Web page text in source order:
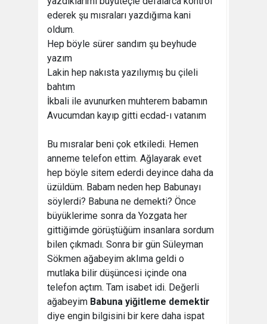
ederek şu mısraları yazdığıma kani
oldum.
Hep böyle sürer sandım şu beyhude
yazım
Lakin hep nakısta yazılıymış bu çileli
bahtım
İkbali ile avunurken muhterem babamın
Avucumdan kayıp gitti ecdad-ı vatanım
Bu mısralar beni çok etkiledi. Hemen
anneme telefon ettim. Ağlayarak evet
hep böyle sitem ederdi deyince daha da
üzüldüm. Babam neden hep Babunayı
söylerdi? Babuna ne demekti? Önce
büyüklerime sonra da Yozgata her
gittiğimde görüştüğüm insanlara sordum
bilen çıkmadı. Sonra bir gün Süleyman
Sökmen ağabeyim aklıma geldi o
mutlaka bilir düşüncesi içinde ona
telefon açtım. Tam isabet idi. Değerli
ağabeyim Babuna yiğitleme demektir
diye engin bilgisini bir kere daha ispat